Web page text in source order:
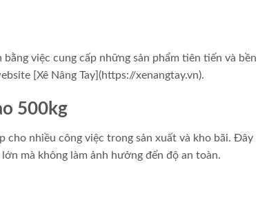
việc cung cấp những sản phẩm tiên tiến và bền
[Xê Nâng Tay](https://xenangtay.vn).
500kg
cho nhiều công việc trong sản xuất và kho bãi. Đây
mà không làm ảnh hưởng đến độ an toàn.